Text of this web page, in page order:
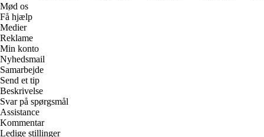
Mød os
Få hjælp
Medier
Reklame
Min konto
Nyhedsmail
Samarbejde
Send et tip
Beskrivelse
Svar på spørgsmål
Assistance
Kommentar
Ledige stillinger